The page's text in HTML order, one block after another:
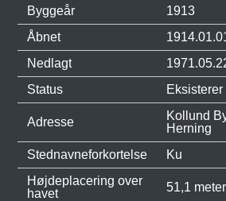
Byggeår
1913
Åbnet
Nedlagt
Status
Eksisterer
Adresse
Kollund
Herning
Stednavneforkortelse
Ku
Højdeplacering over
havet
51,1 meter